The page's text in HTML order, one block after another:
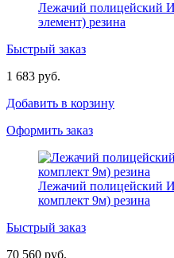
Лежачий полицейский
элемент) резина
Быстрый заказ
1 683 руб.
Добавить в корзину
Оформить заказ
Лежачий полицейский
комплект 9м) резина
Быстрый заказ
70 560 руб.